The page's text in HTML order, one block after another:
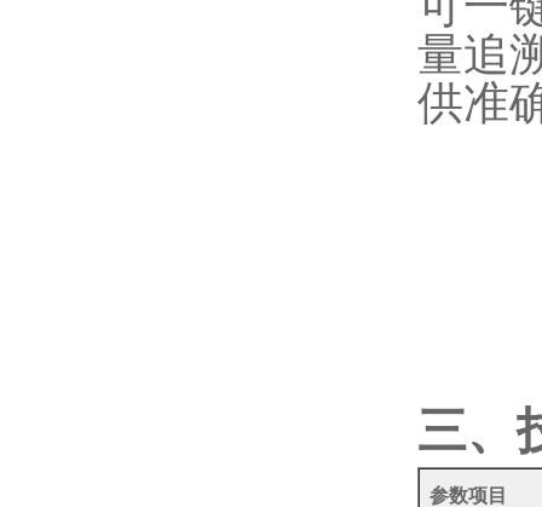
量追
供准
三、
参数项目